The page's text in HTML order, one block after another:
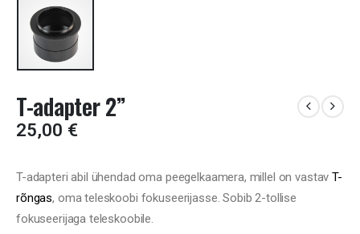
T-adapter 2”
25,00 €
T-adapteri abil ühendad oma peegelkaamera, millel on vastavT-
rõngas, oma teleskoobi fokuseerijasse. Sobib 2-tollise
fokuseerijaga teleskoobile.